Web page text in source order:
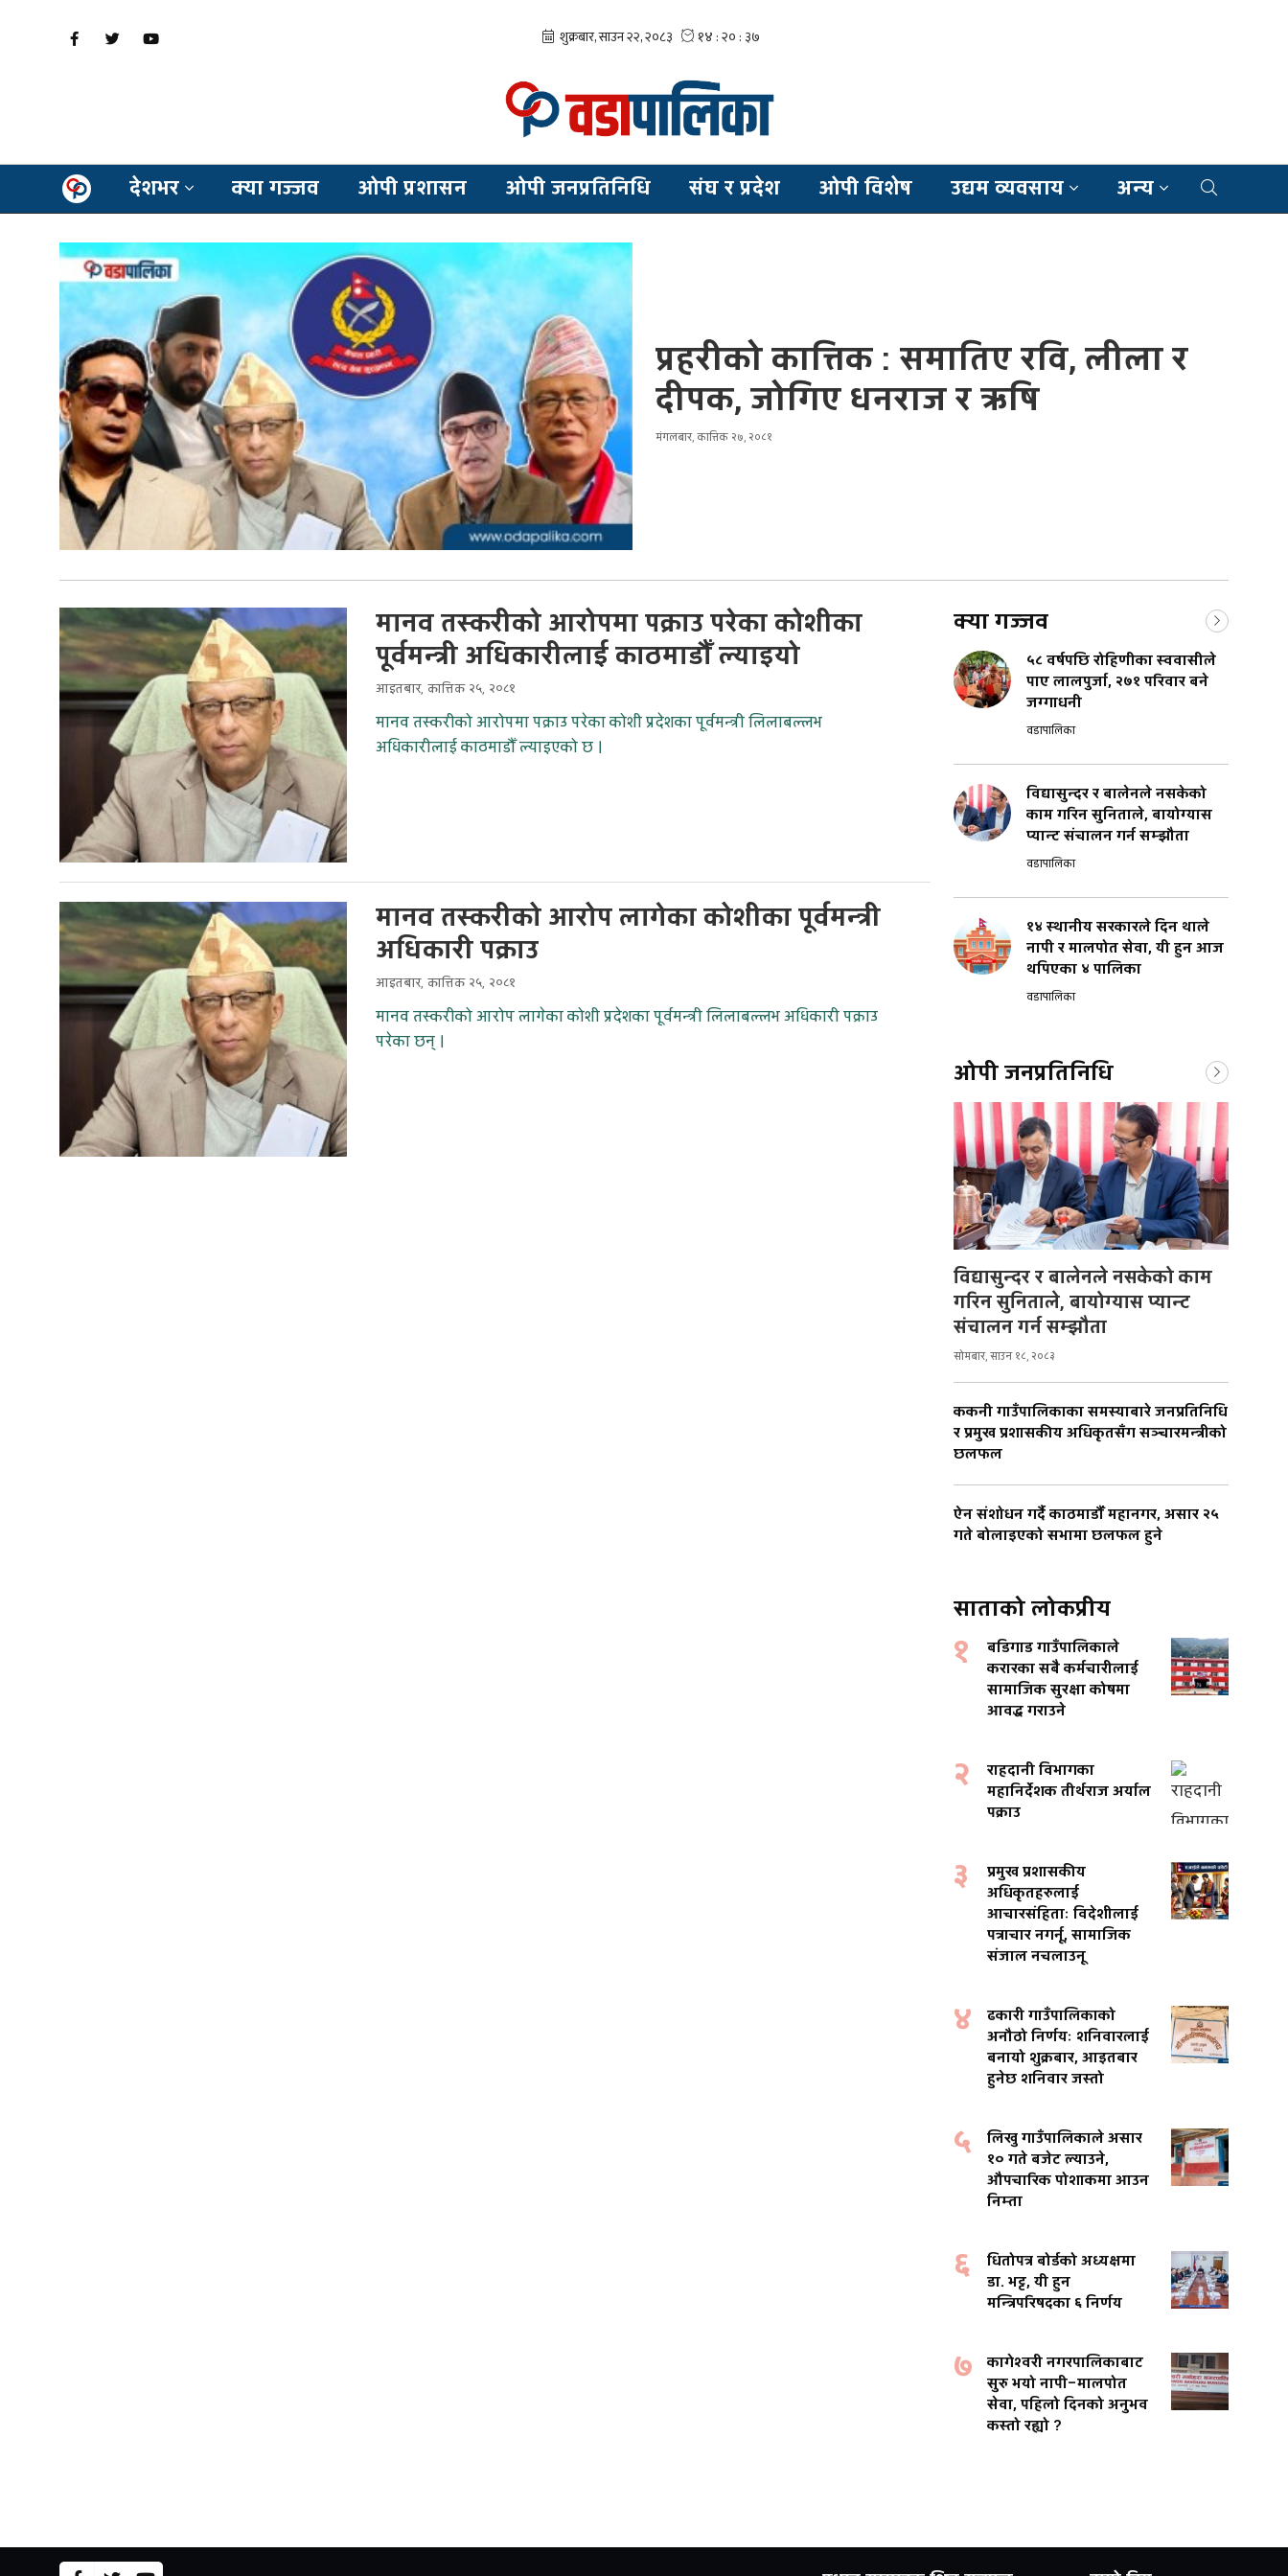
देशभर क्या गज्जव ओपी प्रशासन ओपी जनप्रतिनिधि संघ र प्रदेश ओपी विशेष उद्यम व्यवसाय अन्य
प्रहरीको कात्तिक : समातिए रवि, लीला र
दीपक, जोगिए धनराज र ऋषि
मंगलबार, कात्तिक २७, २०८१
मानव तस्करीको आरोपमा पक्राउ परेका कोशीका
पूर्वमन्त्री अधिकारीलाई काठमाडौँ ल्याइयो
आइतबार, कात्तिक २५, २०८१
मानव तस्करीको आरोपमा पक्राउ परेका कोशी प्रदेशका पूर्वमन्त्री लिलाबल्लभ
अधिकारीलाई काठमाडौँ ल्याइएको छ ।
मानव तस्करीको आरोप लागेका कोशीका पूर्वमन्त्री
अधिकारी पक्राउ
आइतबार, कात्तिक २५, २०८१
मानव तस्करीको आरोप लागेका कोशी प्रदेशका पूर्वमन्त्री लिलाबल्लभ अधिकारी पक्राउ
परेका छन् ।
क्या गज्जव
५८ वर्षपछि रोहिणीका स्ववासीले
पाए लालपुर्जा, २७१ परिवार बने
जग्गाधनी
वडापालिका
विद्यासुन्दर र बालेनले नसकेको
काम गरिन सुनिताले, बायोग्यास
प्यान्ट संचालन गर्न सम्झौता
वडापालिका
१४ स्थानीय सरकारले दिन थाले
नापी र मालपोत सेवा, यी हुन आज
थपिएका ४ पालिका
वडापालिका
ओपी जनप्रतिनिधि
विद्यासुन्दर र बालेनले नसकेको काम
गरिन सुनिताले, बायोग्यास प्यान्ट
संचालन गर्न सम्झौता
सोमबार, साउन १८, २०८३
ककनी गाउँपालिकाका समस्याबारे जनप्रतिनिधि
र प्रमुख प्रशासकीय अधिकृतसँग सञ्चारमन्त्रीको
छलफल
ऐन संशोधन गर्दै काठमाडौँ महानगर, असार २५
गते बोलाइएको सभामा छलफल हुने
साताको लोकप्रीय
१
बडिगाड गाउँपालिकाले
करारका सबै कर्मचारीलाई
सामाजिक सुरक्षा कोषमा
आवद्ध गराउने
२
राहदानी विभागका
महानिर्देशक तीर्थराज अर्याल
पक्राउ
३
प्रमुख प्रशासकीय
अधिकृतहरुलाई
आचारसंहिताः विदेशीलाई
पत्राचार नगर्नू, सामाजिक
संजाल नचलाउनू
४
ढकारी गाउँपालिकाको
अनौठो निर्णयः शनिवारलाई
बनायो शुक्रबार, आइतबार
हुनेछ शनिवार जस्तो
५
लिखु गाउँपालिकाले असार
१० गते बजेट ल्याउने,
औपचारिक पोशाकमा आउन
निम्ता
६
धितोपत्र बोर्डको अध्यक्षमा
डा. भट्ट, यी हुन
मन्त्रिपरिषदका ६ निर्णय
७
कागेश्वरी नगरपालिकाबाट
सुरु भयो नापी–मालपोत
सेवा, पहिलो दिनको अनुभव
कस्तो रह्यो ?